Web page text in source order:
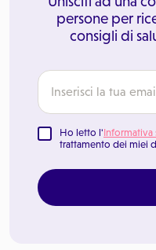
persone per
consigli di
Ho letto l'Informativa
trattamento dei miei